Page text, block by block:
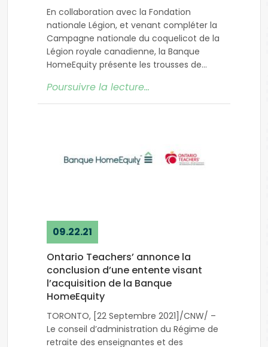
En collaboration avec la Fondation
nationale Légion, et venant compléter la
Campagne nationale du coquelicot de la
Légion royale canadienne, la Banque
HomeEquity présente les trousses de
Poursuivre la lecture…
09.22.21
Ontario Teachers’ annonce la
conclusion d’une entente visant
l’acquisition de la Banque
HomeEquity
TORONTO, [22 Septembre 2021]/CNW/ –
Le conseil d’administration du Régime de
retraite des enseignantes et des